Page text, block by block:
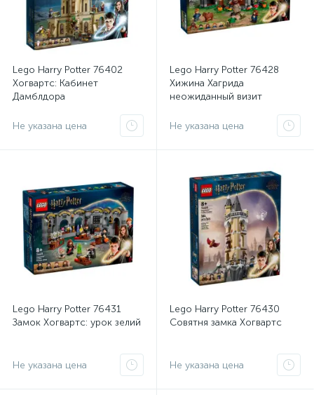
Lego Harry Potter 76402
Хогвартс: Кабинет
Дамблдора
Не указана цена
Lego Harry Potter 76428
Хижина Хагрида
неожиданный визит
Не указана цена
Lego Harry Potter 76431
Замок Хогвартс: урок зелий
Не указана цена
Lego Harry Potter 76430
Совятня замка Хогвартс
Не указана цена